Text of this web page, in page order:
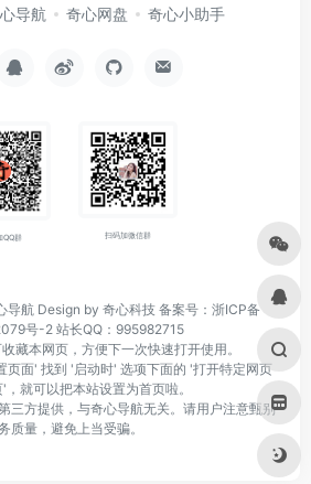
导航 奇心网盘 奇心小助手
QQ群 扫码加微信群
导航 Design by 奇心科技 备案号：浙ICP备
号-2 站长QQ：995982715
藏本网页，方便下一次快速打开使用。
页面' 找到 '启动时' 选项下面的 '打开特定网页
就可以把本站设置为首页啦。
三方提供，与奇心导航无关。请用户注意甄别
质量，避免上当受骗。